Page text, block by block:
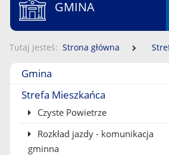
GMINA
Tutaj jesteś Strona główna
Menu boczne
Gmina
Strefa Mieszkańca
Czyste Powietrze
Rozkład jazdy - komunikacja
gminna